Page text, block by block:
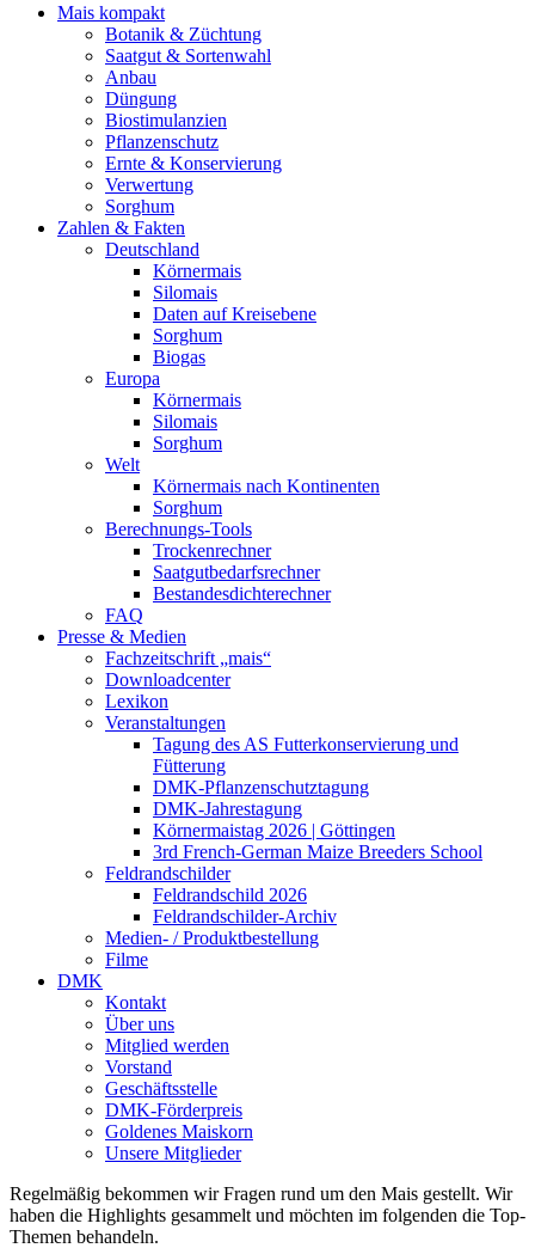
Mais kompakt
Botanik & Züchtung
Saatgut & Sortenwahl
Anbau
Düngung
Biostimulanzien
Pflanzenschutz
Ernte & Konservierung
Verwertung
Sorghum
Zahlen & Fakten
Deutschland
Körnermais
Silomais
Daten auf Kreisebene
Sorghum
Biogas
Europa
Körnermais
Silomais
Sorghum
Welt
Körnermais nach Kontinenten
Sorghum
Berechnungs-Tools
Trockenrechner
Saatgutbedarfsrechner
Bestandesdichterechner
FAQ
Presse & Medien
Fachzeitschrift „mais“
Downloadcenter
Lexikon
Veranstaltungen
Tagung des AS Futterkonservierung und
Fütterung
DMK-Pflanzenschutztagung
DMK-Jahrestagung
Körnermaistag 2026 | Göttingen
3rd French-German Maize Breeders School
Feldrandschilder
Feldrandschild 2026
Feldrandschilder-Archiv
Medien- / Produktbestellung
Filme
DMK
Kontakt
Über uns
Mitglied werden
Vorstand
Geschäftsstelle
DMK-Förderpreis
Goldenes Maiskorn
Unsere Mitglieder
Regelmäßig bekommen wir Fragen rund um den Mais gestellt. Wir
haben die Highlights gesammelt und möchten im folgenden die Top-
Themen behandeln.